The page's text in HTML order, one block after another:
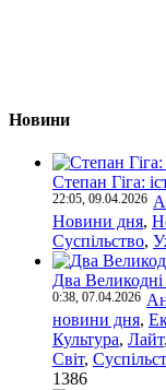
Новини
Степан Гіга:
22:05, 09.04.2026
Новини дня,
Суспільство,
Два Великодні
0:38, 07.04.2026
новини дня,
Культура, Лайт,
Світ,
1386